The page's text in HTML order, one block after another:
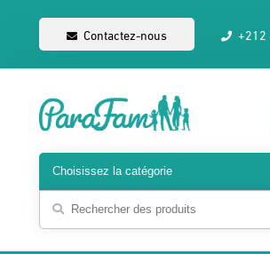
Contactez-nous +212